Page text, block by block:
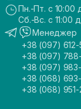
Пн.-Пт. с 10:00
Сб.-Вс. с 11:00
Менеджер
+38 (097) 612-
+38 (097)
+38 (097)
+38 (068)
+38 (068)